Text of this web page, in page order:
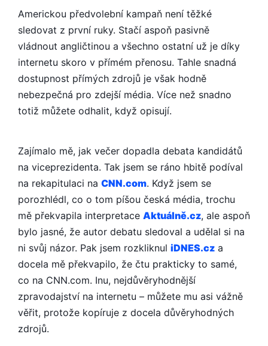
Americkou předvolební kampaň není těžké
sledovat z první ruky. Stačí aspoň pasivně
vládnout angličtinou a všechno ostatní už je díky
internetu skoro v přímém přenosu. Tahle snadná
dostupnost přímých zdrojů je však hodně
nebezpečná pro zdejší média. Více než snadno
totiž můžete odhalit, když opisují.
Zajímalo mě, jak večer dopadla debata kandidátů
na viceprezidenta. Tak jsem se ráno hbitě podíval
na rekapitulaci na CNN.com. Když jsem se
porozhlédl, co o tom píšou česká média, trochu
mě překvapila interpretace Aktuálně.cz, ale aspoň
bylo jasné, že autor debatu sledoval a udělal si na
ni svůj názor. Pak jsem rozkliknul iDNES.cz a
docela mě překvapilo, že čtu prakticky to samé,
co na CNN.com. Inu, nejdůvěryhodnější
zpravodajství na internetu – můžete mu asi vážně
věřit, protože kopíruje z docela důvěryhodných
zdrojů.